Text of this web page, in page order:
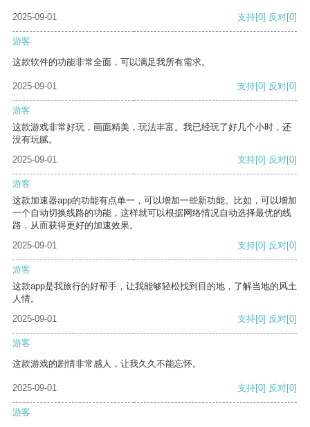
2025-09-01 支持[0] 反对[0]
游客
这款软件的功能非常全面，可以满足我所有需求。
2025-09-01 支持[0] 反对[0]
游客
这款游戏非常好玩，画面精美，玩法丰富。我已经玩了好几个小时，还
没有玩腻。
2025-09-01
支持[0] 反对[0]
游客
这款加速器app的功能有点单一，可以增加一些新功能。比如，可以增加
一个自动切换线路的功能，这样就可以根据网络情况自动选择最优的线
路，从而获得更好的加速效果。
2025-09-01
支持[0] 反对[0]
游客
这款app是我旅行的好帮手，让我能够轻松找到目的地，了解当地的风土
人情。
2025-09-01
支持[0] 反对[0]
游客
这款游戏的剧情非常感人，让我久久不能忘怀。
2025-09-01 支持[0] 反对[0]
游客